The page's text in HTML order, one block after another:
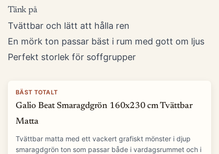
Tänk på
Tvättbar och lätt att hålla ren
En mörk ton passar bäst i rum med gott om ljus
Perfekt storlek för soffgrupper
BÄST TOTALT
Galio Beat Smaragdgrön 160x230 cm Tvättbar
Matta
Tvättbar matta med ett vackert grafiskt mönster i djup
smaragdgrön ton som passar både i vardagsrummet och i